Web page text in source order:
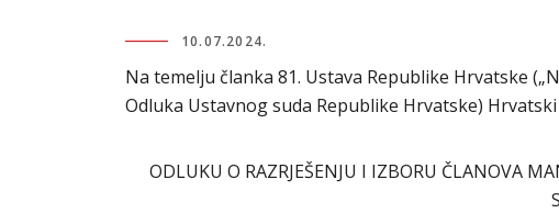
10.07.2024.
Na temelju članka 81. Ustava Republike Hrvatske
Odluka Ustavnog suda Republike Hrvatske) Hrvatski
ODLUKU O RAZRJEŠENJU I IZBORU ČLANOVA